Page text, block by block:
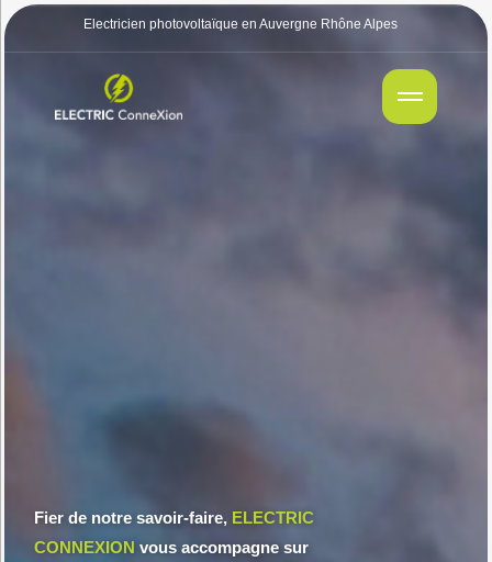
Electricien photovoltaïque en Auvergne Rhône Alpes
Fier de notre savoir-faire, ELECTRIC
CONNEXION vous accompagne sur